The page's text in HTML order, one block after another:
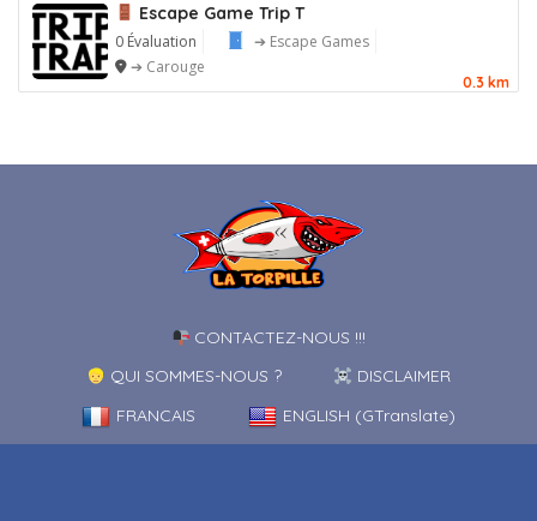
Escape Game Trip T
0 Évaluation
➔ Escape Games
➔ Carouge
0.3 km
CONTACTEZ-NOUS !!!
QUI SOMMES-NOUS ?
DISCLAIMER
FRANCAIS
ENGLISH (GTranslate)